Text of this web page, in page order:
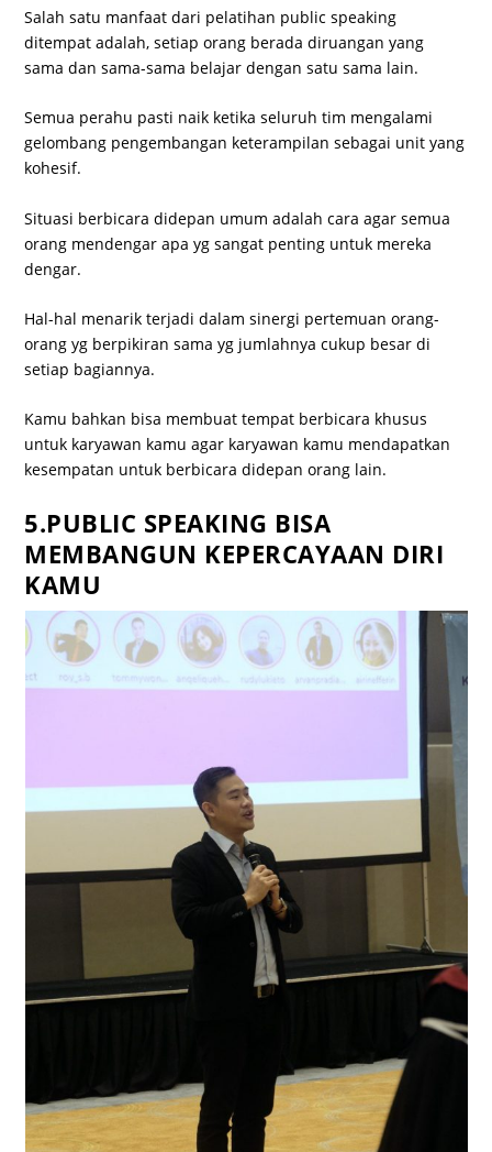
Salah satu manfaat dari pelatihan public speaking
ditempat adalah, setiap orang berada diruangan yang
sama dan sama-sama belajar dengan satu sama lain.
Semua perahu pasti naik ketika seluruh tim mengalami
gelombang pengembangan keterampilan sebagai unit yang
kohesif.
Situasi berbicara didepan umum adalah cara agar semua
orang mendengar apa yg sangat penting untuk mereka
dengar.
Hal-hal menarik terjadi dalam sinergi pertemuan orang-
orang yg berpikiran sama yg jumlahnya cukup besar di
setiap bagiannya.
Kamu bahkan bisa membuat tempat berbicara khusus
untuk karyawan kamu agar karyawan kamu mendapatkan
kesempatan untuk berbicara didepan orang lain.
5.PUBLIC SPEAKING BISA
MEMBANGUN KEPERCAYAAN DIRI
KAMU